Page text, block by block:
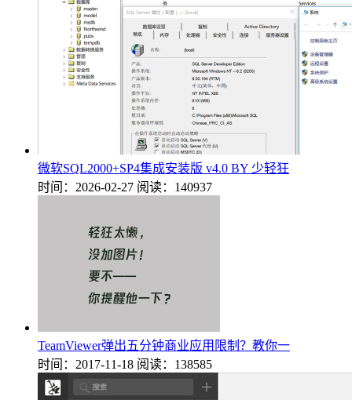
微软SQL2000+SP4集成安装版 v4.0 BY 少轻狂
时间：2026-02-27 阅读：140937
TeamViewer弹出五分钟商业应用限制？教你一
时间：2017-11-18 阅读：138585